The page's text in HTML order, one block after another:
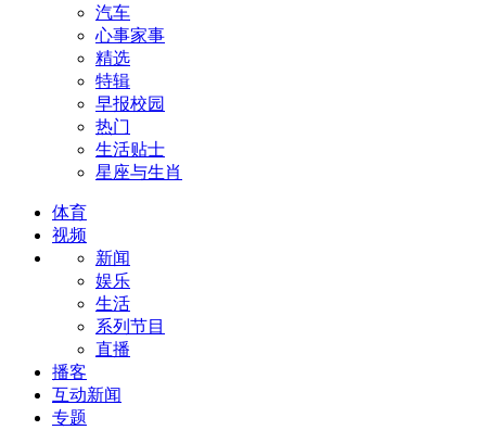
汽车
心事家事
精选
特辑
早报校园
热门
生活贴士
星座与生肖
体育
视频
新闻
娱乐
生活
系列节目
直播
播客
互动新闻
专题